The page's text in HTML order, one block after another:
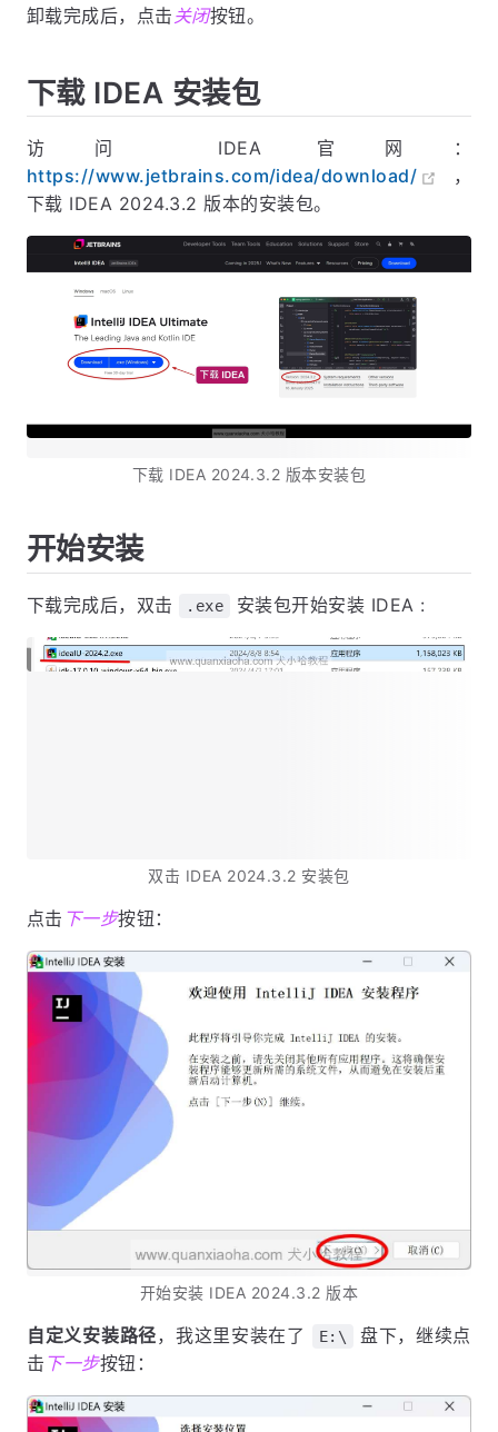
卸载完成后，点击 关闭按钮。
下载 IDEA 安装包
访问 IDEA 官网：
https://www.jetbrains.com/idea/download/
，
下载 IDEA 2024.3.2 版本的安装包。
下载 IDEA 2024.3.2 版本安装包
开始安装
下载完成后，双击 .exe 安装包开始安装 IDEA :
双击 IDEA 2024.3.2 安装包
点击 下一步按钮：
开始安装 IDEA 2024.3.2 版本
自定义安装路径，我这里安装在了 E:\
盘下，继续点
击 下一步按钮：